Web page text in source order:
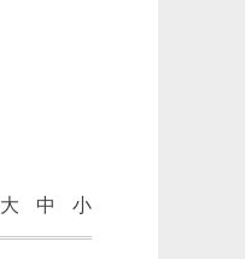
大 中 小